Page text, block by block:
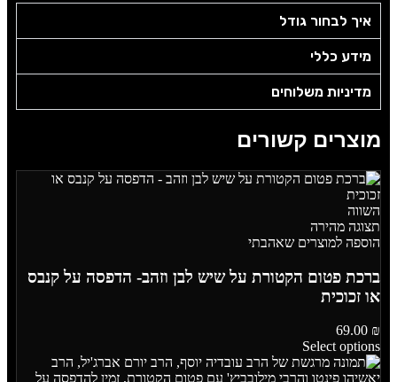
איך לבחור גודל
מידע כללי
מדיניות משלוחים
מוצרים קשורים
השווה
תצוגה מהירה
הוספה למוצרים שאהבתי
ברכת פטום הקטורת על שיש לבן וזהב- הדפסה על קנבס
או זכוכית
69.00 ₪
Select options